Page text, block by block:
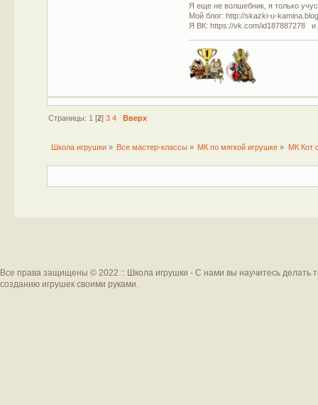
Я еще не волшебник, я только
Мой блог: http://skazki-u-
Я ВК: https://vk.com/id187887278 и
Страницы: 1 [2] 3 4 Вверх
Школа игрушки» Все мастер-классы » МК по мягкой игрушке » МК Кот
Все права защищены © 2022 :: Школа игрушки - С нами вы научитесь делать
созданию игрушек своими руками.